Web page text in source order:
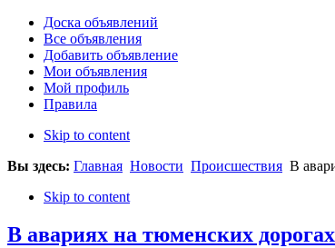
Доска объявлений
Все объявления
Добавить объявление
Мои объявления
Мой профиль
Правила
Skip to content
Вы здесь: Главная Новости Происшествия В
Skip to content
В авариях на тюменских